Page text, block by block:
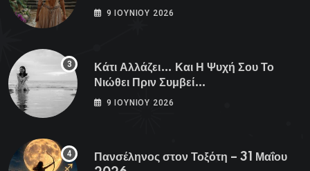
Κρύβουν ΣΟΚ για αυτά τα Ζώδια»
9 ΙΟΥΝΊΟΥ 2026
Κάτι Αλλάζει… Και Η Ψυχή Σου Το
Νιώθει Πριν Συμβεί…
9 ΙΟΥΝΊΟΥ 2026
Πανσέληνος στον Τοξότη – 31 Μαΐου